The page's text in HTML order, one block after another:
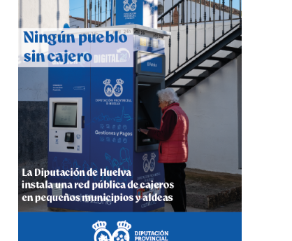
·Huelvatv
QUINTA CORRIDA DE LAS FIESTAS
COLOMBINAS 2026
hace 5 días· Huelvatv